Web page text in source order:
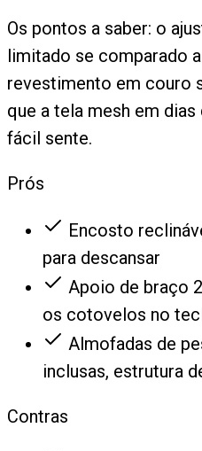
Os pontos a saber: o
limitado se comparado
revestimento em couro
que a tela mesh em
fácil sente.
Prós
Encosto
para descansar
Apoio de braço
os cotovelos no
Almofadas de
inclusas, estrutura
Contras